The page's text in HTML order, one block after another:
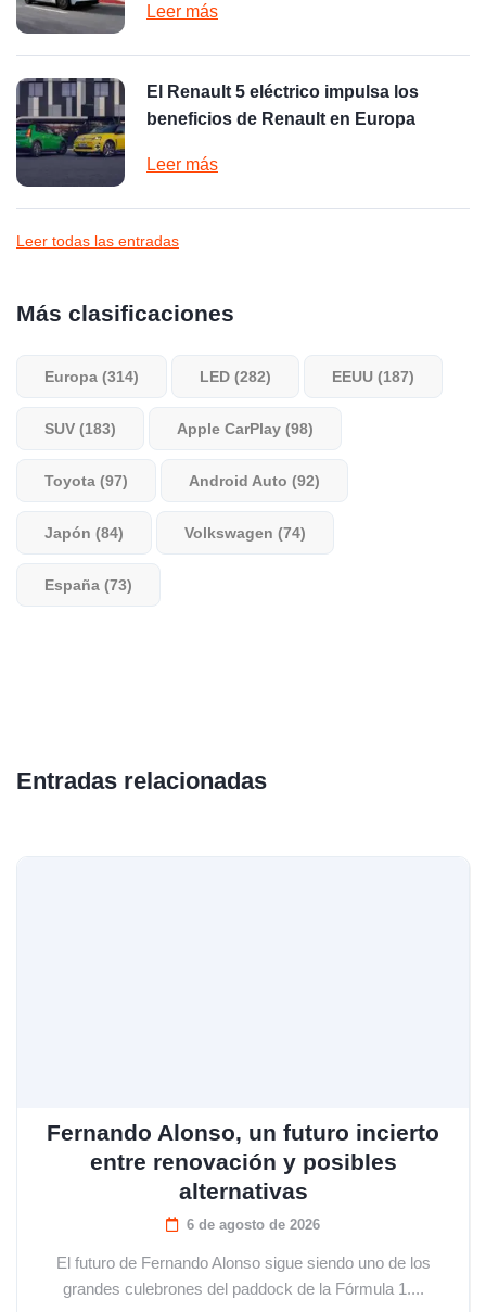
Leer más
El Renault 5 eléctrico impulsa los
beneficios de Renault en Europa
Leer más
Leer todas las entradas
Más clasificaciones
Europa (314) LED (282) EEUU (187)
SUV (183) Apple CarPlay (98)
Toyota (97) Android Auto (92)
Japón (84) Volkswagen (74)
España (73)
Entradas relacionadas
Fernando Alonso, un futuro incierto
entre renovación y posibles
alternativas
6 de agosto de 2026
El futuro de Fernando Alonso sigue siendo uno de los
grandes culebrones del paddock de la Fórmula 1....